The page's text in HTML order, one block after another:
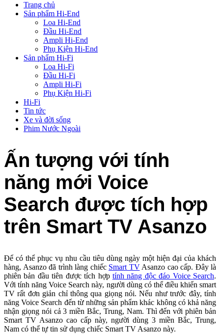
Trang chủ
Sản phẩm Hi-End
Loa Hi-End
Đầu Hi-End
Ampli Hi-End
Phụ Kiện Hi-End
Sản phẩm Hi-Fi
Loa Hi-Fi
Đầu Hi-Fi
Ampli Hi-Fi
Phụ Kiện Hi-Fi
Hi-Fi
Tin tức
Xe và đời sống
Phim Nước Ngoài
Ấn tượng với tính
năng mới Voice
Search được tích hợp
trên Smart TV Asanzo
Để có thể phục vụ nhu cầu tiêu dùng ngày một hiện đại của khách
hàng, Asanzo đã trình làng chiếc Smart TVAsanzo cao cấp. Đây là
phiên bản đầu tiên được tích hợp tính năng độc đáo Voice Search.
Với tính năng Voice Search này, người dùng có thể điều khiển smart
TV rất đơn giản chỉ thông qua giọng nói. Nếu như trước đây, tính
năng Voice Search đến từ những sản phẩm khác không có khả năng
nhận giọng nói cả 3 miền Bắc, Trung, Nam. Thì đến với phiên bản
Smart TV Asanzo cao cấp này, người dùng 3 miền Bắc, Trung,
Nam có thể tự tin sử dụng chiếc Smart TV Asanzo này.